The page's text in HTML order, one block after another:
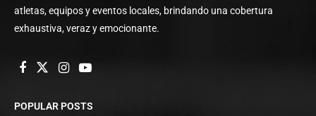
atletas, equipos y eventos locales, brindando una cobertura
exhaustiva, veraz y emocionante.
POPULAR POSTS